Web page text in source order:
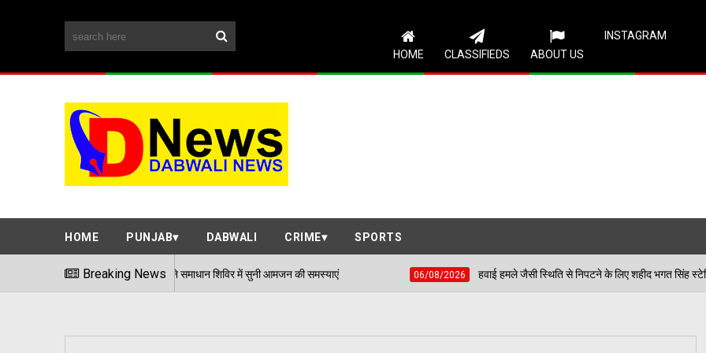
HOME CLASSIFIEDS ABOUT US
INSTAGRAM
HOME PUNJAB DABWALI CRIME SPORTS
Breaking News
एडीसी अर्पित संगल ने समाधान शिविर में सुनी आमजन की समस्याएं 06/08/2026 हवाई हमले जैसी स्थिति से निपटने के लिए शहीद भगत सिंह स्टेडियम में हुई मॉक